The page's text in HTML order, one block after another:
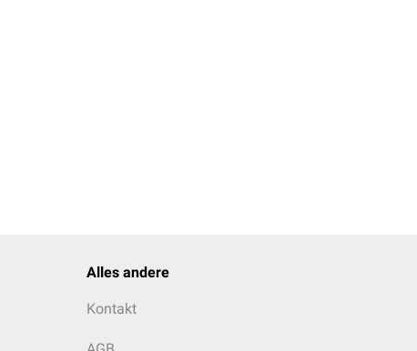
Alles andere
Kontakt